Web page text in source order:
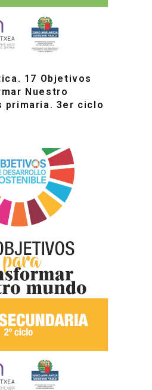
17 Objetivos
Nuestro
primaria. 3er ciclo